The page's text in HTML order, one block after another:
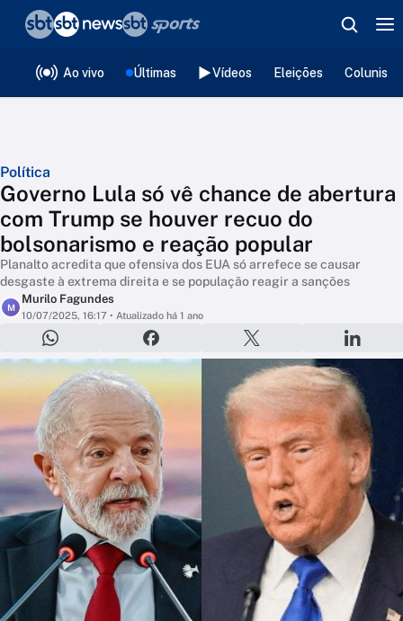
Ao vivo Últimas Vídeos Eleições
Política
Governo Lula só vê chance de abertura
com Trump se houver recuo do
bolsonarismo e reação popular
Planalto acredita que ofensiva dos EUA só arrefece se causar
desgaste à extrema direita e se população reagir a sanções
M
Murilo Fagundes
10/07/2025, 16:17 • Atualizado há 1 ano
❮voltar
Editorias